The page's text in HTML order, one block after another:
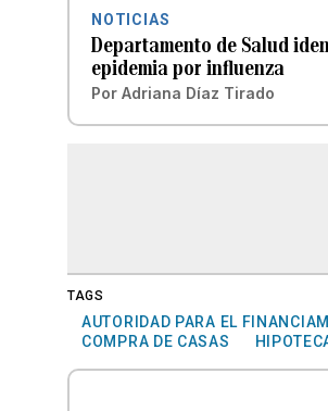
NOTICIAS
Departamento de Salud
epidemia por influenza
Por Adriana Díaz Tirado
TAGS
AUTORIDAD PARA EL
COMPRA DE CASAS